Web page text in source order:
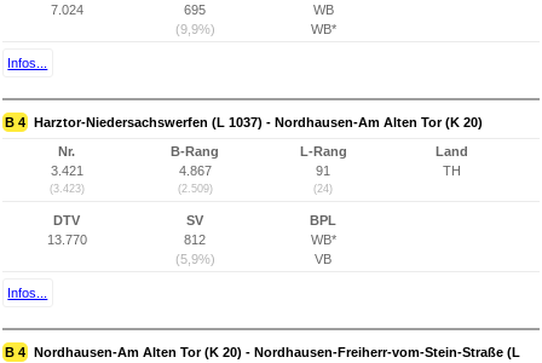
7.024
695
(9,9%)
WB
WB*
Infos...
B 4 Harztor-Niedersachswerfen (L 1037) - Nordhausen-Am Alten Tor (K 20)
Nr.
3.421
(3.423)
B-Rang
4.867
(2.509)
L-Rang
91
(24)
Land
TH
DTV
13.770
SV
812
(5,9%)
BPL
WB*
VB
Infos...
B 4 Nordhausen-Am Alten Tor (K 20) - Nordhausen-Freiherr-vom-Stein-Straße (L